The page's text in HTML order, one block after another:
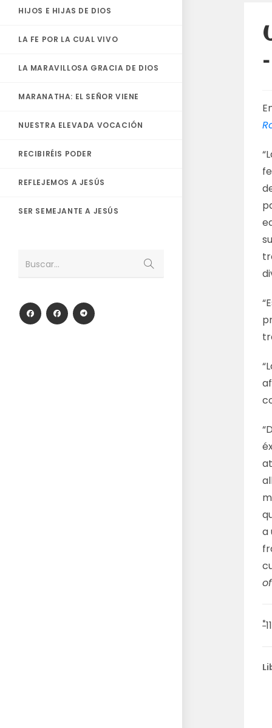
HIJOS E HIJAS DE DIOS
LA FE POR LA CUAL VIVO
LA MARAVILLOSA GRACIA DE DIOS
MARANATHA: EL SEÑOR VIENE
NUESTRA ELEVADA VOCACIÓN
RECIBIRÉIS PODER
REFLEJEMOS A JESÚS
SER SEMEJANTE A JESÚS
Buscar...
la
a
*